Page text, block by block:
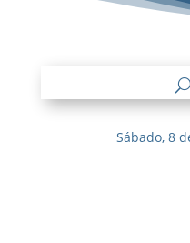
Sábado, 8